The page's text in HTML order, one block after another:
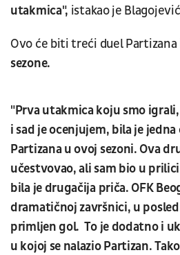
utakmica", istakao je
Ovo će biti treći duel Partizana
sezone.
"Prva utakmica koju smo
i sad je ocenjujem, bila je
Partizana u ovoj sezoni. Ova
učestvovao, ali sam bio u
bila je drugačija priča. OFK
dramatičnoj završnici, u
primljen gol. To je dodatno i
u kojoj se nalazio Partizan.